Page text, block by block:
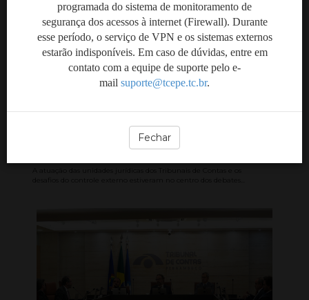
Encontro reúne áreas
jurídicas dos Tribunais de
Contas para discutir
desafios do controle
programada do sistema de monitoramento de
segurança dos acessos à internet (Firewall). Durante
esse período, o serviço de VPN e os sistemas externos
estarão indisponíveis. Em caso de dúvidas, entre em
contato com a equipe de suporte pelo e-
mail suporte@tcepe.tc.br.
Fechar